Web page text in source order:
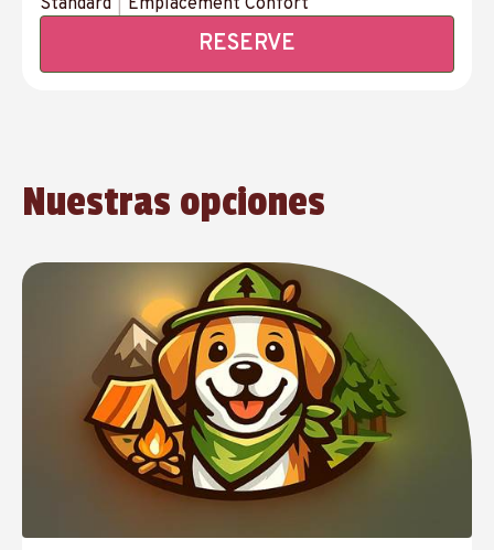
Standard Emplacement Confort
RESERVE
Nuestras opciones